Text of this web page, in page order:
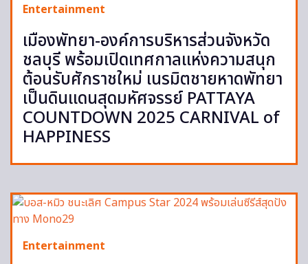
Entertainment
เมืองพัทยา-องค์การบริหารส่วนจังหวัด
ชลบุรี พร้อมเปิดเทศกาลแห่งความสนุก
ต้อนรับศักราชใหม่ เนรมิตชายหาดพัทยา
เป็นดินแดนสุดมหัศจรรย์ PATTAYA
COUNTDOWN 2025 CARNIVAL of
HAPPINESS
Entertainment